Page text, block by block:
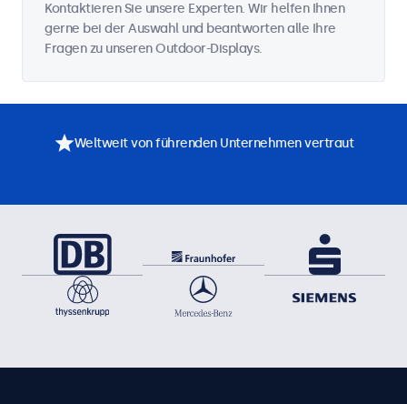
Kontaktieren Sie unsere Experten. Wir helfen Ihnen
gerne bei der Auswahl und beantworten alle Ihre
Fragen zu unseren Outdoor-Displays.
Weltweit von führenden Unternehmen vertraut